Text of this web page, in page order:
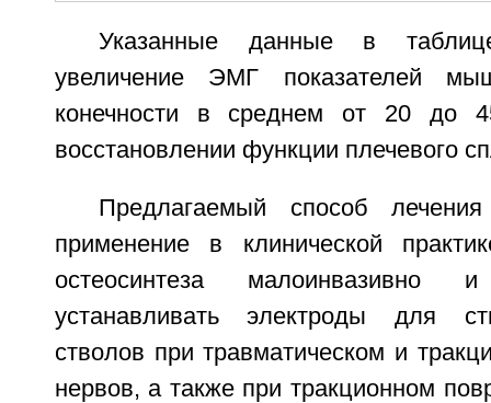
Указанные данные в
увеличение ЭМГ показателей
конечности в среднем от 20 до
восстановлении функции плечевого
Предлагаемый способ
применение в клинической
остеосинтеза малоинвазивно и
устанавливать электроды для
стволов при травматическом и
нервов, а также при тракционном